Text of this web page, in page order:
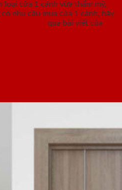
cửa 1 cánh vừa thẩm mỹ,
nhu cầu mua cửa 1 cánh, hãy
qua bài viết của